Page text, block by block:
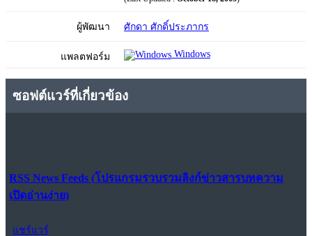
ผู้พัฒนา ศักดา ศักดิ์ประภากร
แพลตฟอร์ม Windows
ซอฟต์แวร์ที่เกี่ยวข้อง
RSS News Feeds (โปรแกรมรวบรวมลิงก์ข่าวสารบทความ
เปิดอ่านง่าย)
แชร์แวร์